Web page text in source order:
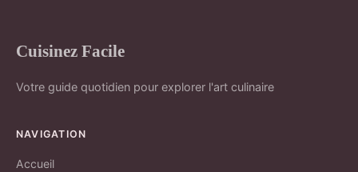
Cuisinez Facile
Votre guide quotidien pour explorer l'art culinaire
NAVIGATION
Accueil